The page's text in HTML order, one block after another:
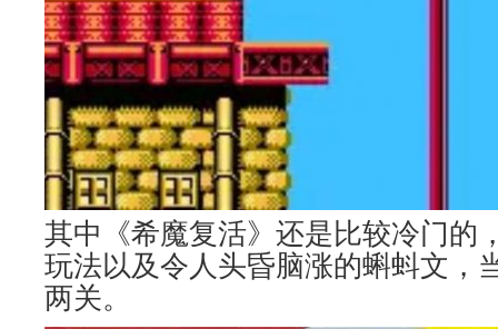
其中《希魔复活》还是比较冷门的
玩法以及令人头昏脑涨的蝌蚪文，
两关。